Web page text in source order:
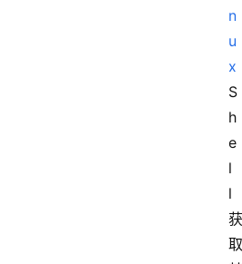
n
u
x
S
h
e
l
l
获
取